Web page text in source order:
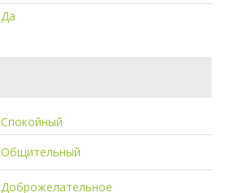
Да
Спокойный
Общительный
Доброжелательное